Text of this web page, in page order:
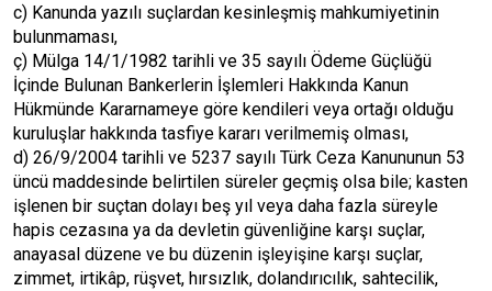
c) Kanunda yazılı suçlardan kesinleşmiş mahkumiyetinin
bulunmaması,
ç) Mülga 14/1/1982 tarihli ve 35 sayılı Ödeme Güçlüğü
İçinde Bulunan Bankerlerin İşlemleri Hakkında Kanun
Hükmünde Kararnameye göre kendileri veya ortağı olduğu
kuruluşlar hakkında tasfiye kararı verilmemiş olması,
d) 26/9/2004 tarihli ve 5237 sayılı Türk Ceza Kanununun 53
üncü maddesinde belirtilen süreler geçmiş olsa bile; kasten
işlenen bir suçtan dolayı beş yıl veya daha fazla süreyle
hapis cezasına ya da devletin güvenliğine karşı suçlar,
anayasal düzene ve bu düzenin işleyişine karşı suçlar,
zimmet, irtikâp, rüşvet, hırsızlık, dolandırıcılık, sahtecilik,